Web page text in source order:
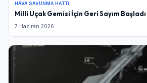
HAVA SAVUNMA HATTI
Milli Uçak Gemisi İçin Geri Sayım Başladı
7 Haziran 2026